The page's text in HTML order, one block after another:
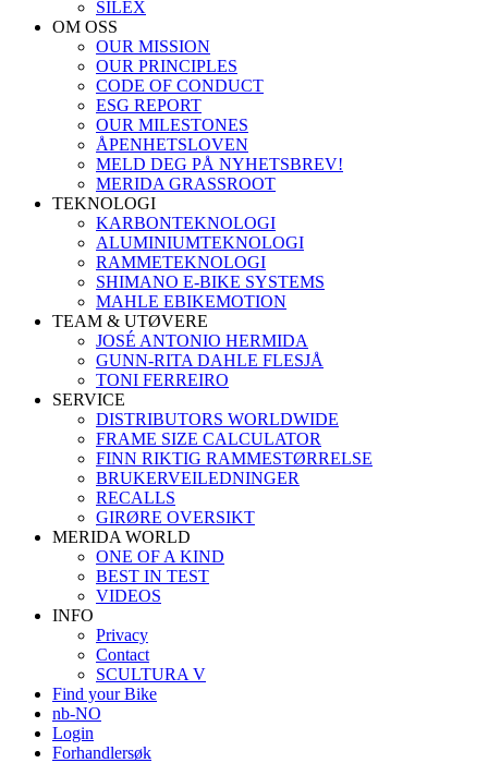
SILEX
OM OSS
OUR MISSION
OUR PRINCIPLES
CODE OF CONDUCT
ESG REPORT
OUR MILESTONES
ÅPENHETSLOVEN
MELD DEG PÅ NYHETSBREV!
MERIDA GRASSROOT
TEKNOLOGI
KARBONTEKNOLOGI
ALUMINIUMTEKNOLOGI
RAMMETEKNOLOGI
SHIMANO E-BIKE SYSTEMS
MAHLE EBIKEMOTION
TEAM & UTØVERE
JOSÉ ANTONIO HERMIDA
GUNN-RITA DAHLE FLESJÅ
TONI FERREIRO
SERVICE
DISTRIBUTORS WORLDWIDE
FRAME SIZE CALCULATOR
FINN RIKTIG RAMMESTØRRELSE
BRUKERVEILEDNINGER
RECALLS
GIRØRE OVERSIKT
MERIDA WORLD
ONE OF A KIND
BEST IN TEST
VIDEOS
INFO
Privacy
Contact
SCULTURA V
Find your Bike
nb-NO
Login
Forhandlersøk